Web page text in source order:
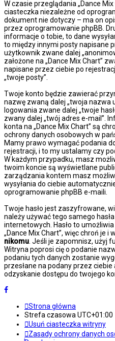
W czasie przeglądania „Dance
ciasteczka niezależne od
dokument nie dotyczy – ma on
przez oprogramowanie phpBB.
informacje o tobie, to dane
to między innymi posty napisane
użytkownik zwane dalej
założone na „Dance Mix Chart”
napisane przez ciebie po
„twoje posty”.
Twoje konto będzie zawierać
nazwę zwaną dalej „twoja nazwa
logowania zwane dalej „twoje
zwany dalej „twój adres e-mail”.
konta na „Dance Mix Chart” są
ochrony danych osobowych w
Mamy prawo wymagać podania
rejestracji, i to my ustalamy czy
W każdym przypadku, masz
twoim koncie są wyświetlane
zarządzania kontem masz
wysyłania do ciebie
oprogramowanie phpBB e-maili.
Twoje hasło jest zaszyfrowane,
należy używać tego samego
internetowych. Hasło to
„Dance Mix Chart”, więc chroń je
nikomu . Jeśli je zapomnisz, użyj
Witryna poprosi cię o podanie
podaniu tych danych zostanie
przesłane na podany przez
odzyskanie dostępu do twojego
Strona główna
Strefa czasowa UTC+01:00
Usuń ciasteczka witryny
Zasady ochrony danych